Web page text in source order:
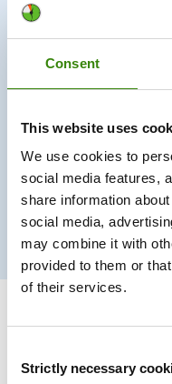
Consent
This website uses
We use cookies to
social media features,
share information
social media,
may combine it with
provided to them or
of their services.
Selection
Strictly necessary
de
Un